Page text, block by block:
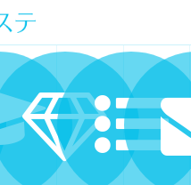
す。 手づくり
テ スキル・セ
ママが集まって